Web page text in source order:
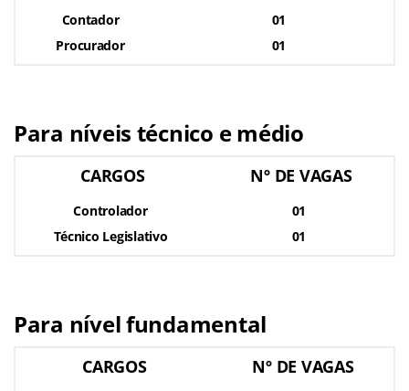
Contador
Procurador
01
01
Para níveis técnico e médio
CARGOS Nº DE VAGAS
Controlador
Técnico Legislativo
01
01
Para nível fundamental
CARGOS Nº DE VAGAS